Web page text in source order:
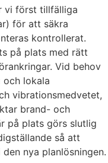
vi först tillfälliga
för att säkra
kontrollerat.
på plats med rätt
Vid behov
och lokala
vibrationsmedvetet,
brand- och
på plats görs slutlig
så att
nya planlösningen.